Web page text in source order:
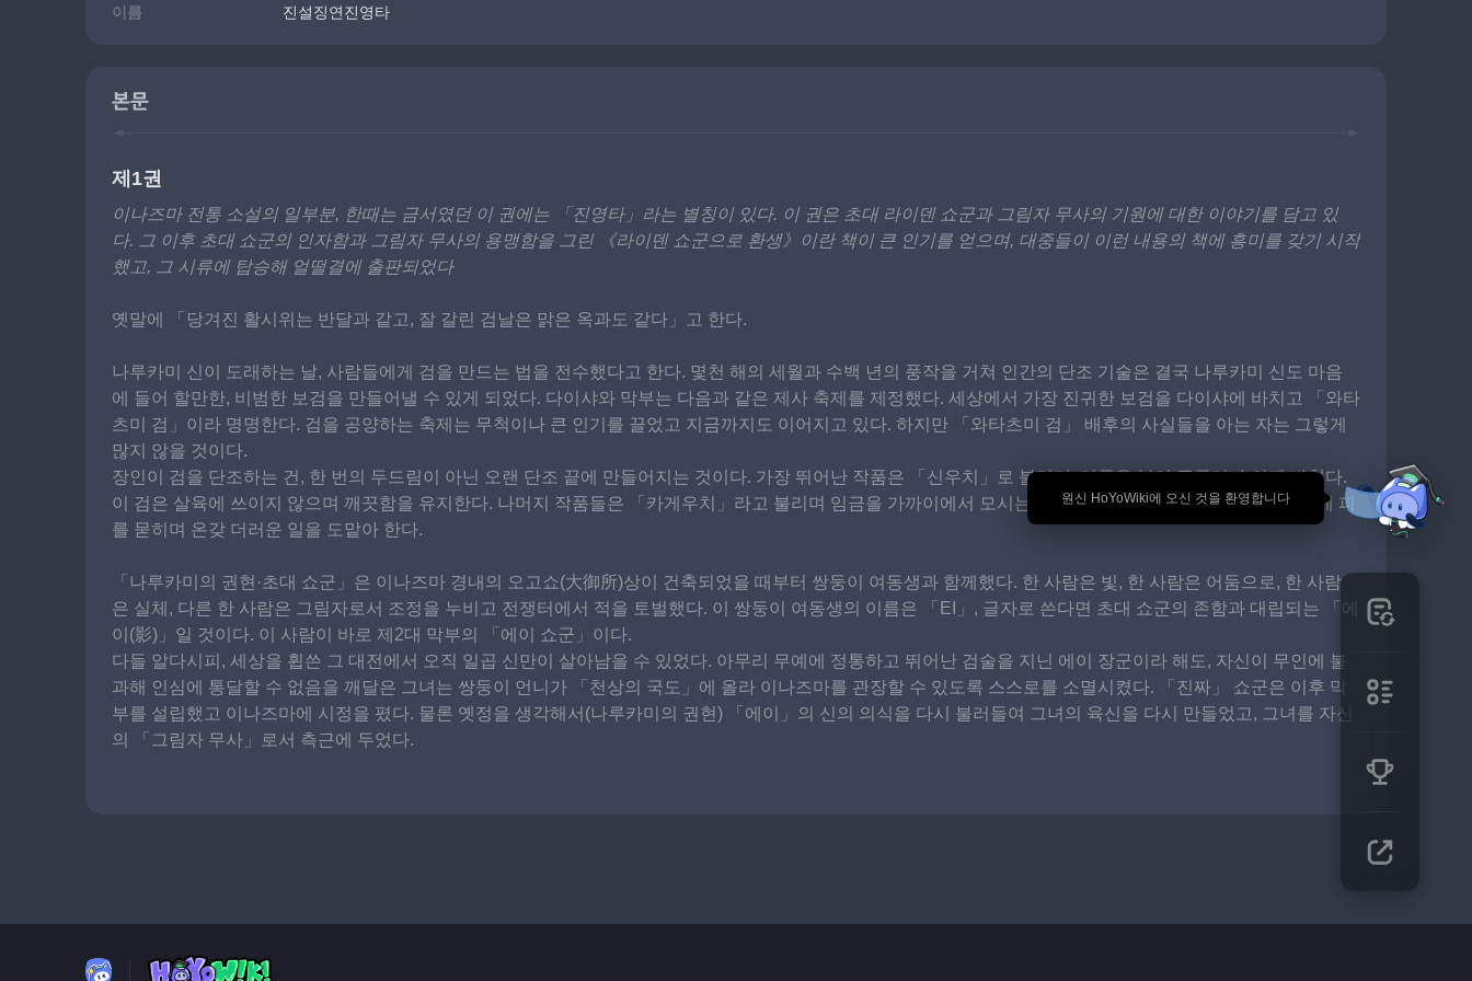
🎉 원신 HoYoWiki에 오신 것을 환영합니다
이름 진설징연진영타
본문
제1권
이나즈마 전통 소설의 일부분, 한때는 금서였던 이 권에는 「진영타」라는 별칭이 있다. 이 권은 초대 라이덴 쇼군과 그림자 무사의 기원에 대한 이야기를 담고 있
다. 그 이후 초대 쇼군의 인자함과 그림자 무사의 용맹함을 그린 《라이덴 쇼군으로 환생》이란 책이 큰 인기를 얻으며, 대중들이 이런 내용의 책에 흥미를 갖기 시작
했고, 그 시류에 탑승해 얼떨결에 출판되었다
옛말에 「당겨진 활시위는 반달과 같고, 잘 갈린 검날은 맑은 옥과도 같다」고 한다.
나루카미 신이 도래하는 날, 사람들에게 검을 만드는 법을 전수했다고 한다. 몇천 해의 세월과 수백 년의 풍작을 거쳐 인간의 단조 기술은 결국 나루카미 신도 마음
에 들어 할만한, 비범한 보검을 만들어낼 수 있게 되었다. 다이샤와 막부는 다음과 같은 제사 축제를 제정했다. 세상에서 가장 진귀한 보검을 다이샤에 바치고 「와타
츠미 검」이라 명명한다. 검을 공양하는 축제는 무척이나 큰 인기를 끌었고 지금까지도 이어지고 있다. 하지만 「와타츠미 검」 배후의 사실들을 아는 자는 그렇게
많지 않을 것이다.
장인이 검을 단조하는 건, 한 번의 두드림이 아닌 오랜 단조 끝에 만들어지는 것이다. 가장 뛰어난 작품은 「신우치」로 불리며, 이름을 붙여 주군이나 신께 바친다.
이 검은 살육에 쓰이지 않으며 깨끗함을 유지한다. 나머지 작품들은 「카게우치」라고 불리며 임금을 가까이에서 모시는 신하들에게 내려진다. 무기로써 검신에 피
를 묻히며 온갖 더러운 일을 도맡아 한다.
「나루카미의 권현·초대 쇼군」은 이나즈마 경내의 오고쇼(大御所)상이 건축되었을 때부터 쌍둥이 여동생과 함께했다. 한 사람은 빛, 한 사람은 어둠으로, 한 사람
은 실체, 다른 한 사람은 그림자로서 조정을 누비고 전쟁터에서 적을 토벌했다. 이 쌍둥이 여동생의 이름은 「EI」, 글자로 쓴다면 초대 쇼군의 존함과 대립되는 「에
이(影)」일 것이다. 이 사람이 바로 제2대 막부의 「에이 쇼군」이다.
다들 알다시피, 세상을 휩쓴 그 대전에서 오직 일곱 신만이 살아남을 수 있었다. 아무리 무예에 정통하고 뛰어난 검술을 지닌 에이 장군이라 해도, 자신이 무인에 불
과해 인심에 통달할 수 없음을 깨달은 그녀는 쌍둥이 언니가 「천상의 국도」에 올라 이나즈마를 관장할 수 있도록 스스로를 소멸시켰다. 「진짜」 쇼군은 이후 막
부를 설립했고 이나즈마에 시정을 폈다. 물론 옛정을 생각해서(나루카미의 권현) 「에이」의 신의 의식을 다시 불러들여 그녀의 육신을 다시 만들었고, 그녀를 자신
의 「그림자 무사」로서 측근에 두었다.